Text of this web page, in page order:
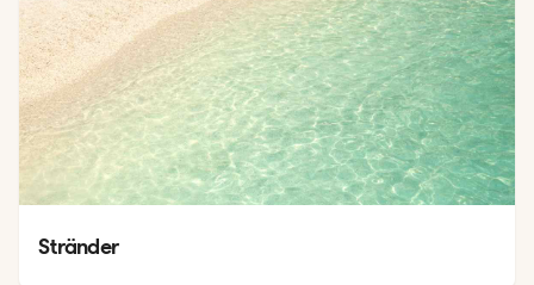
Stränder